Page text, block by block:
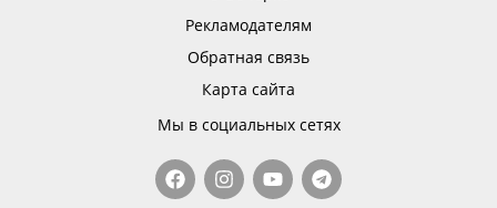
Рекламодателям
Обратная связь
Карта сайта
Мы в социальных сетях